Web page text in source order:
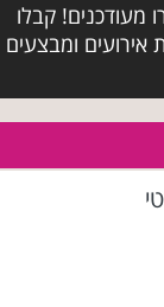
מעודכנים! קבלו
אירועים ומבצעים